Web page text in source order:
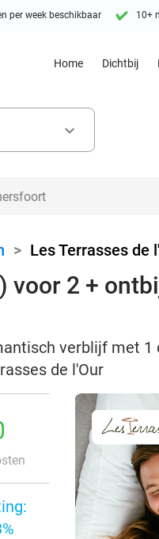
per week beschikbaar 10+
Home Dichtbij
keyboard_arrow_down
> Les Terrasses de
voor 2 +
verblijf met
de l'Our